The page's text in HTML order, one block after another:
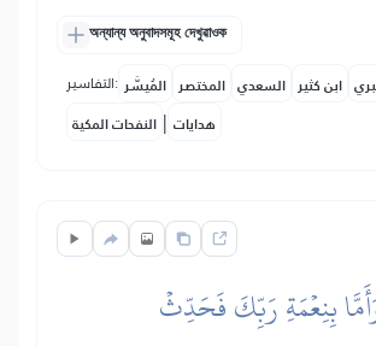
অন্যান্য অনুবাদসমূহ দেখুৱাওক
التفاسير: المُيسَّر المختصر السعدي ابن كثير
النفحات المكية | هدايات
بِنِعۡمَةِ رَبِّكَ فَحَدِّثۡ